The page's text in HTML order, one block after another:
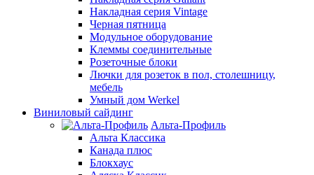
Накладная серия Vintage
Черная пятница
Модульное оборудование
Клеммы соединительные
Розеточные блоки
Лючки для розеток в пол, столешницу,
мебель
Умный дом Werkel
Виниловый сайдинг
Альта-Профиль
Альта Классика
Канада плюс
Блокхаус